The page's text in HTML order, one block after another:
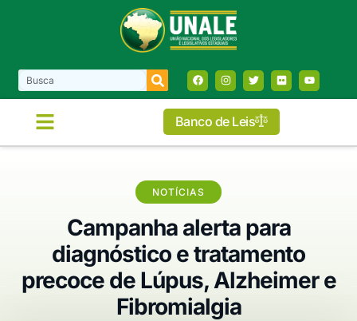
Banco de Leis
NOTÍCIAS
Campanha alerta para
diagnóstico e tratamento
precoce de Lúpus, Alzheimer e
Fibromialgia